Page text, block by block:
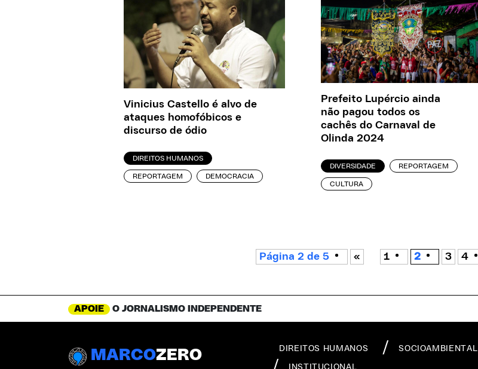
Vinicius Castello é alvo de
ataques homofóbicos e
discurso de ódio
DIREITOS HUMANOS
REPORTAGEM DEMOCRACIA
Prefeito Lupércio ainda
não pagou todos os
cachês do Carnaval de
Olinda 2024
DIVERSIDADE REPORTAGEM
CULTURA
Página 2 de 5 « 1 2 3 4
APOIE O JORNALISMO INDEPENDENTE
MARCOZERO DIREITOS HUMANOS SOCIOAMBIENTAL
INSTITUCIONAL